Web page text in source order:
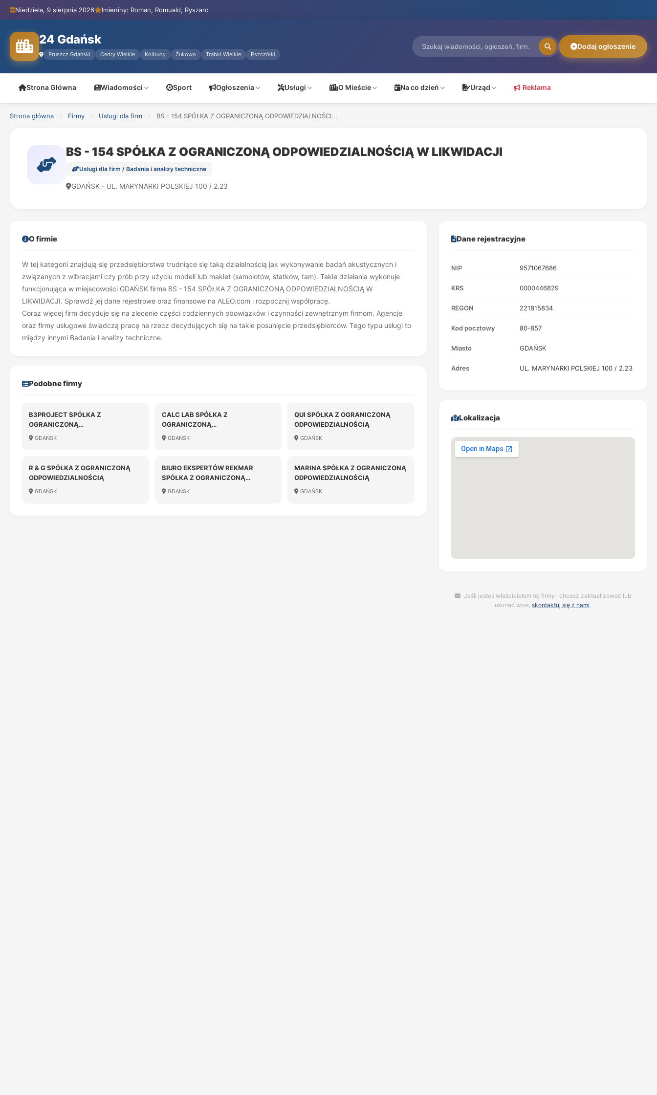
Niedziela, 9 sierpnia 2026 Imieniny: Roman, Romuald, Ryszard
24 Gdańsk
Pruszcz Gdański Cedry Wielkie Kolbudy Żukowo Trąbki Wielkie Pszczółki
Dodaj ogłoszenie
Strona Główna Wiadomości Sport Ogłoszenia Usługi O Mieście Na co dzień Urząd Reklama
Strona główna › Firmy › Usługi dla firm › BS - 154 SPÓŁKA Z OGRANICZONĄ ODPOWIEDZIALNOŚCI...
BS - 154 SPÓŁKA Z OGRANICZONĄ ODPOWIEDZIALNOŚCIĄ W LIKWIDACJI
Usługi dla firm / Badania i analizy techniczne
GDAŃSK - UL. MARYNARKI POLSKIEJ 100 / 2.23
O firmie
W tej kategorii znajdują się przedsiębiorstwa trudniące się taką działalnością jak wykonywanie badań akustycznych i
związanych z wibracjami czy prób przy użyciu modeli lub makiet (samolotów, statków, tam). Takie działania wykonuje
funkcjonująca w miejscowości GDAŃSK firma BS - 154 SPÓŁKA Z OGRANICZONĄ ODPOWIEDZIALNOŚCIĄ W
LIKWIDACJI. Sprawdź jej dane rejestrowe oraz finansowe na ALEO.com i rozpocznij współpracę.
Coraz więcej firm decyduje się na zlecenie części codziennych obowiązków i czynności zewnętrznym firmom. Agencje
oraz firmy usługowe świadczą pracę na rzecz decydujących się na takie posunięcie przedsiębiorców. Tego typu usługi to
między innymi Badania i analizy techniczne.
Podobne firmy
B3PROJECT SPÓŁKA Z
OGRANICZONĄ
ODPOWIEDZIALNOŚCIĄ
GDAŃSK
CALC LAB SPÓŁKA Z
OGRANICZONĄ
ODPOWIEDZIALNOŚCIĄ
GDAŃSK
QUI SPÓŁKA Z OGRANICZONĄ
ODPOWIEDZIALNOŚCIĄ
GDAŃSK
R & G SPÓŁKA Z OGRANICZONĄ
ODPOWIEDZIALNOŚCIĄ
GDAŃSK
BIURO EKSPERTÓW REKMAR
SPÓŁKA Z OGRANICZONĄ
ODPOWIEDZIALNOŚCIĄ
GDAŃSK
MARINA SPÓŁKA Z OGRANICZONĄ
ODPOWIEDZIALNOŚCIĄ
GDAŃSK
Dane rejestracyjne
NIP 9571067686
KRS 0000446829
REGON 221815834
Kod pocztowy 80-857
Miasto GDAŃSK
Adres UL. MARYNARKI POLSKIEJ 100 / 2.23
Lokalizacja
Jeśli jesteś właścicielem tej firmy i chcesz zaktualizować lub
usunąć wpis,skontaktuj się z nami.